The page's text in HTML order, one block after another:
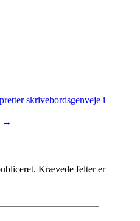
skrivebordsgenveje i
→
Krævede felter er